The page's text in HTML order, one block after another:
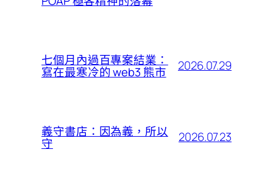
七個月內過百專案結業：
寫在最寒冷的 web3 熊市 2026.07.29
義守書店：因為義，所以
守 2026.07.23